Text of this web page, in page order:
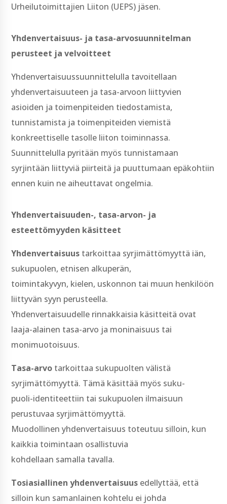
Urheilutoimittajien Liiton (UEPS) jäsen.
Yhdenvertaisuus-­ ja tasa-­arvosuunnitelman
perusteet ja velvoitteet
Yhdenvertaisuussuunnittelulla tavoitellaan
yhdenvertaisuuteen ja tasa-­arvoon liittyvien
asioiden ja toimenpiteiden tiedostamista,
tunnistamista ja toimenpiteiden viemistä
konkreettiselle tasolle liiton toiminnassa.
Suunnittelulla pyritään myös tunnistamaan
syrjintään liittyviä piirteitä ja puuttumaan epäkohtiin
ennen kuin ne aiheuttavat ongelmia.
Yhdenvertaisuuden-­, tasa-­arvon-­ ja
esteettömyyden käsitteet
Yhdenvertaisuus tarkoittaa syrjimättömyyttä iän,
sukupuolen, etnisen alkuperän,
toimintakyvyn, kielen, uskonnon tai muun henkilöön
liittyvän syyn perusteella.
Yhdenvertaisuudelle rinnakkaisia käsitteitä ovat
laaja-­alainen tasa-­arvo ja moninaisuus tai
monimuotoisuus.
Tasa-­arvo tarkoittaa sukupuolten välistä
syrjimättömyyttä. Tämä käsittää myös suku-­
puoli-­identiteettiin tai sukupuolen ilmaisuun
perustuvaa syrjimättömyyttä.
Muodollinen yhdenvertaisuus toteutuu silloin, kun
kaikkia toimintaan osallistuvia
kohdellaan samalla tavalla.
Tosiasiallinen yhdenvertaisuus edellyttää, että
silloin kun samanlainen kohtelu ei johda